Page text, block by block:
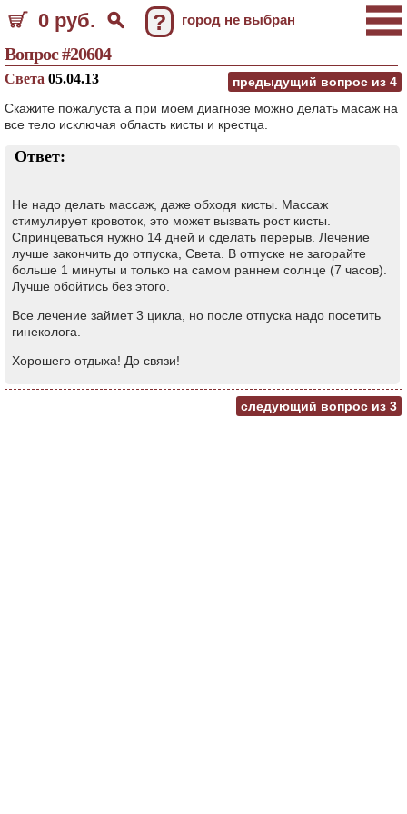
0 руб. ? город не выбран
Вопрос #20604
предыдущий вопрос из 4
Света 05.04.13
Скажите пожалуста а при моем диагнозе можно делать масаж на
все тело исключая область кисты и крестца.
Ответ:
Не надо делать массаж, даже обходя кисты. Массаж
стимулирует кровоток, это может вызвать рост кисты.
Спринцеваться нужно 14 дней и сделать перерыв. Лечение
лучше закончить до отпуска, Света. В отпуске не загорайте
больше 1 минуты и только на самом раннем солнце (7 часов).
Лучше обойтись без этого.
Все лечение займет 3 цикла, но после отпуска надо посетить
гинеколога.
Хорошего отдыха! До связи!
следующий вопрос из 3